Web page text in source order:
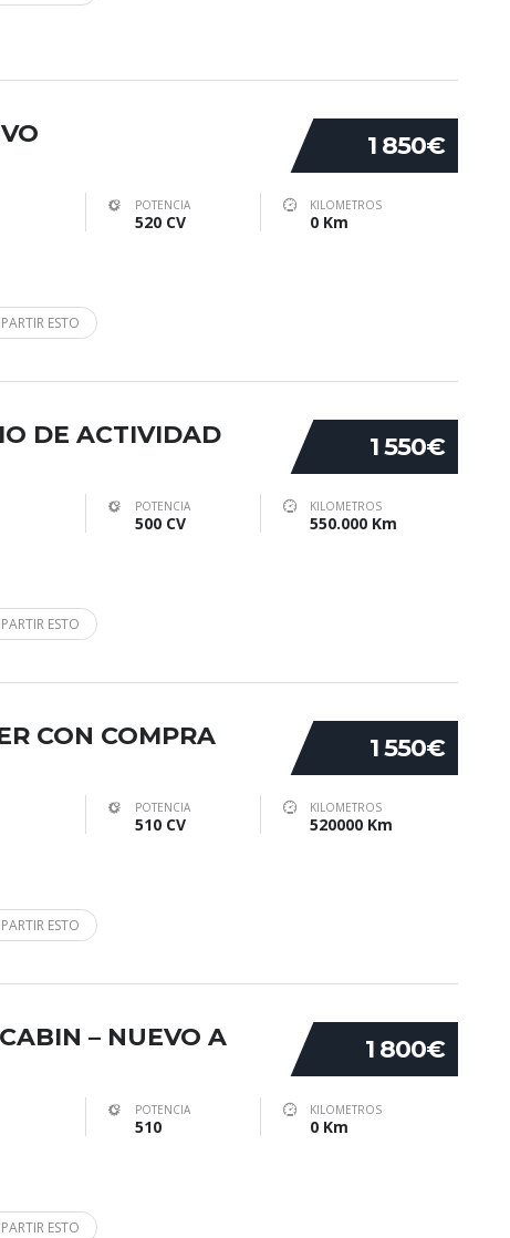
1 850€
POTENCIA
520 CV
KILOMETROS
0 Km
ESTO
1 550€
DE ACTIVIDAD
POTENCIA
500 CV
KILOMETROS
550.000 Km
ESTO
1 550€
CON COMPRA
POTENCIA
510 CV
KILOMETROS
520000 Km
ESTO
1 800€
– NUEVO A
POTENCIA
510
KILOMETROS
0 Km
ESTO